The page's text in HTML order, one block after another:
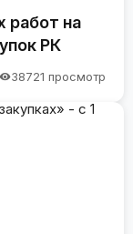
работ на
РК
38721 просмотр